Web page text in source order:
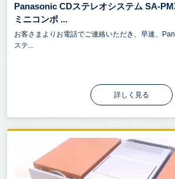
Panasonic CDステレオシステム SA-
ミニコンポ ...
お客さまよりお電話でご連絡いただき、早速、
ステ...
詳しく見る